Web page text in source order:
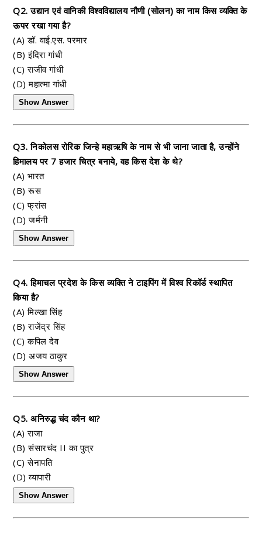
Q2. उद्यान एवं वानिकी विश्वविद्यालय नौणी (सोलन) का नाम किस व्यक्ति के
ऊपर रखा गया है?
(A) डॉ. वाई.एस. परमार
(B) इंदिरा गांधी
(C) राजीव गांधी
(D) महात्मा गांधी
Show Answer
Q3. निकोलस रोरिक जिन्हे महाऋषि के नाम से भी जाना जाता है, उन्होंने
हिमालय पर 7 हजार चित्र बनाये, वह किस देश के थे?
(A) भारत
(B) रूस
(C) फ्रांस
(D) जर्मनी
Show Answer
Q4. हिमाचल प्रदेश के किस व्यक्ति ने टाइपिंग में विश्व रिकॉर्ड स्थापित
किया है?
(A) मिल्खा सिंह
(B) राजेंद्र सिंह
(C) कपिल देव
(D) अजय ठाकुर
Show Answer
Q5. अनिरुद्ध चंद कौन था?
(A) राजा
(B) संसारचंद II का पुत्र
(C) सेनापति
(D) व्यापारी
Show Answer